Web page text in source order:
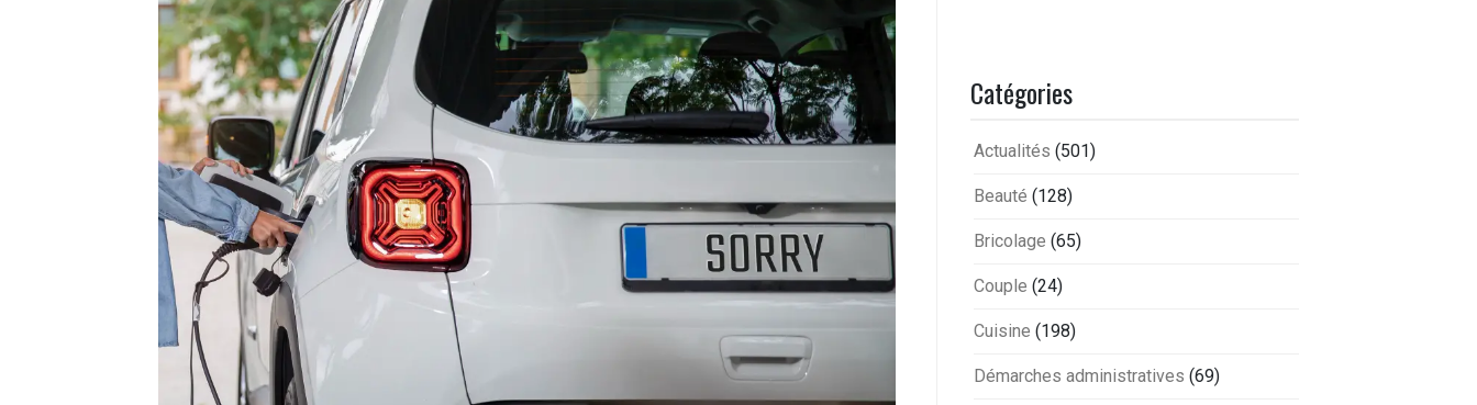
Catégories
Actualités (501)
Beauté (128)
Bricolage (65)
Couple (24)
Cuisine (198)
Démarches administratives (69)